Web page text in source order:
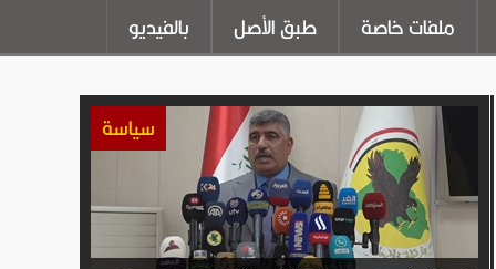
ملفات خاصة طبق الأصل بالفيديو
سياسة